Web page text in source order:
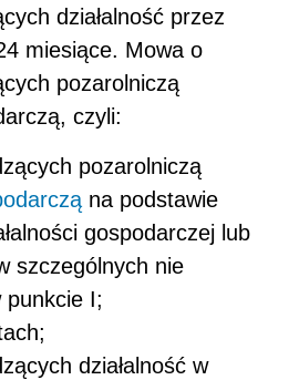
działalność przez
miesiące. Mowa o
pozarolniczą
czyli:
pozarolniczą
na podstawie
gospodarczej lub
szczególnych nie
punkcie I;
działalność w